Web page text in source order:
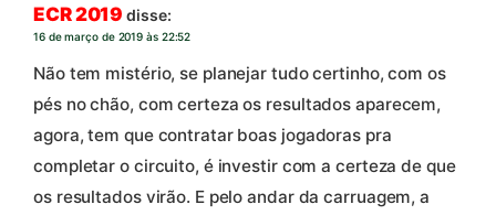
ECR 2019 disse:
16 de março de 2019 às 22:52
Não tem mistério, se planejar tudo certinho, com os
pés no chão, com certeza os resultados aparecem,
agora, tem que contratar boas jogadoras pra
completar o circuito, é investir com a certeza de que
os resultados virão. E pelo andar da carruagem, a